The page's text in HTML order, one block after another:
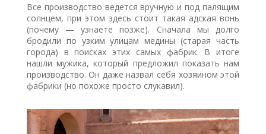
Все производство ведется вручную и под палящим
солнцем, при этом здесь стоит такая адская вонь
(почему — узнаете позже). Сначала мы долго
бродили по узким улицам медины (старая часть
города) в поисках этих самых фабрик. В итоге
нашли мужика, который предложил показать нам
производство. Он даже назвал себя хозяином этой
фабрики (но похоже просто слукавил).